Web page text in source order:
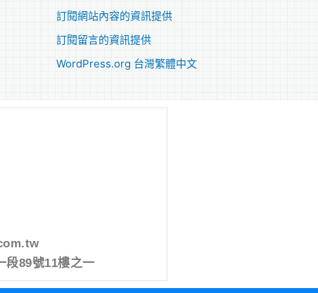
訂閱網站內容的資訊提供
訂閱留言的資訊提供
WordPress.org 台灣繁體中文
段89號11樓之一